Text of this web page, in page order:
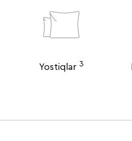
Yostiqlar 3